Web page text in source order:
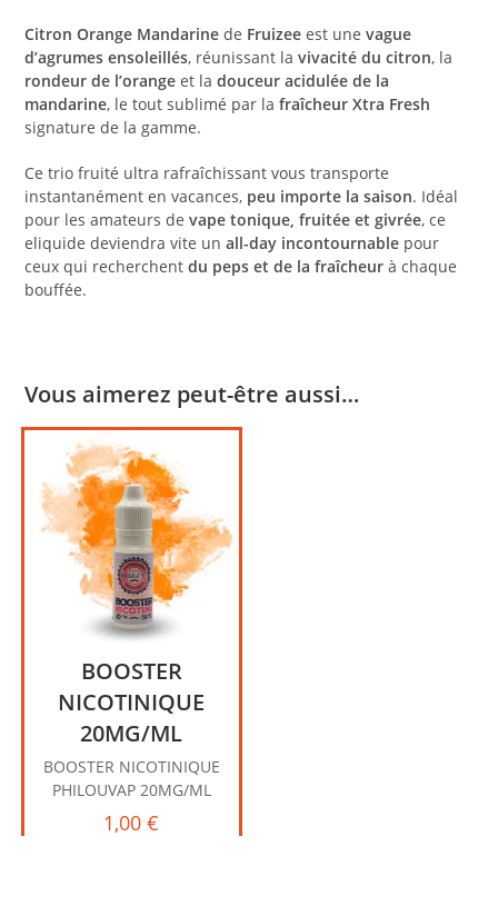
Citron Orange Mandarine de Fruizee est unevague
d’agrumes ensoleillés, réunissant lavivacité du citron, la
rondeur de l’orange et ladouceur acidulée de la
mandarine, le tout sublimé par lafraîcheur Xtra Fresh
signature de la gamme.
Ce trio fruité ultra rafraîchissant vous transporte
instantanément en vacances, peu importe la saison. Idéal
pour les amateurs devape tonique, fruitée et givrée, ce
eliquide deviendra vite unall-day incontournable pour
ceux qui recherchentdu peps et de la fraîcheur à chaque
bouffée.
Vous aimerez peut-être aussi…
BOOSTER
NICOTINIQUE
20MG/ML
BOOSTER NICOTINIQUE
PHILOUVAP 20MG/ML
1,00€